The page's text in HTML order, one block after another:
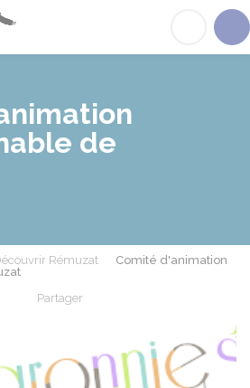
de
Rémuzat
Comité d'animation
Partager